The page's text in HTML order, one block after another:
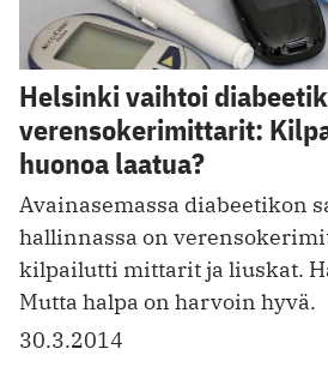
Helsinki vaihtoi
verensokerimittarit:
huonoa laatua?
Avainasemassa diabeetikon
hallinnassa on
kilpailutti mittarit ja liuskat.
Mutta halpa on harvoin hyvä.
30.3.2014